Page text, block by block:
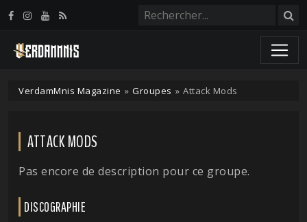
VerdamMnis Magazine » Groupes » Attack Mods
ATTACK MODS
Pas encore de description pour ce groupe.
DISCOGRAPHIE
Panneau de gestion des cookies